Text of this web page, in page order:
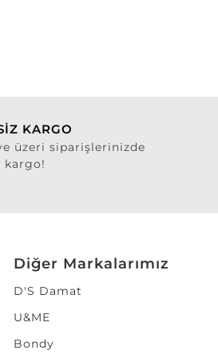
KARGO
üzeri siparişlerinizde
kargo!
Diğer Markalarımız
D'S Damat
U&ME
Bondy